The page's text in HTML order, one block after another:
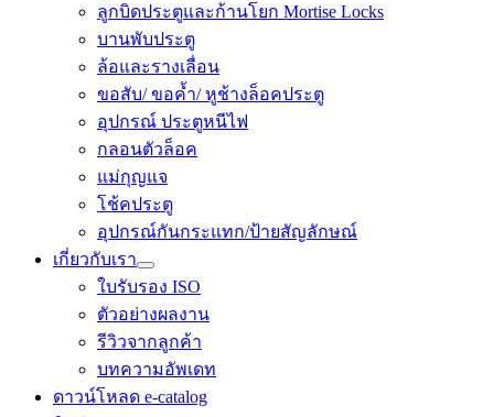
ลูกบิดประตูและก้านโยก Mortise Locks
บานพับประตู
ล้อและรางเลื่อน
ขอสับ/ ขอค้ำ/ หูช้างล็อคประตู
อุปกรณ์ ประตูหนีไฟ
กลอนตัวล็อค
แม่กุญแจ
โช้คประตู
อุปกรณ์​กันกระแทก/ป้ายสัญลักษณ์
เกี่ยวกับเรา
ใบรับรอง ISO
ตัวอย่างผลงาน
รีวิวจากลูกค้า
บทความอัพเดท
ดาวน์โหลด e-catalog